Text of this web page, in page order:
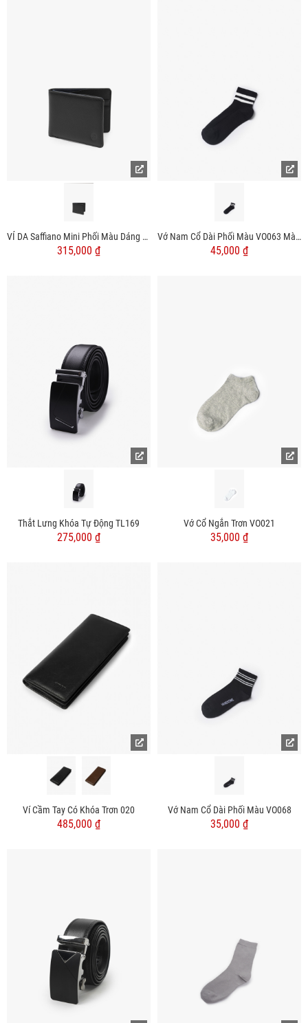
VÍ DA Saffiano Mini Phối Màu Dáng Ngang BV061
315,000 ₫
Vớ Nam Cổ Dài Phối Màu VO063 Màu Đen
45,000 ₫
Thắt Lưng Khóa Tự Động TL169
275,000 ₫
Vớ Cổ Ngắn Trơn VO021
35,000 ₫
Ví Cầm Tay Có Khóa Trơn 020
485,000 ₫
Vớ Nam Cổ Dài Phối Màu VO068
35,000 ₫